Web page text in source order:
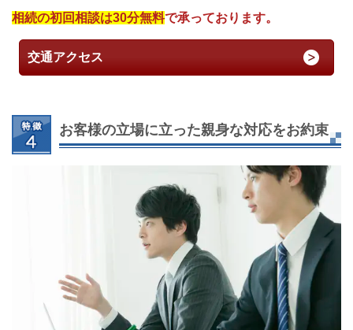
相続の初回相談は30分無料で承っております。
交通アクセス
お客様の立場に立った親身な対応をお約束